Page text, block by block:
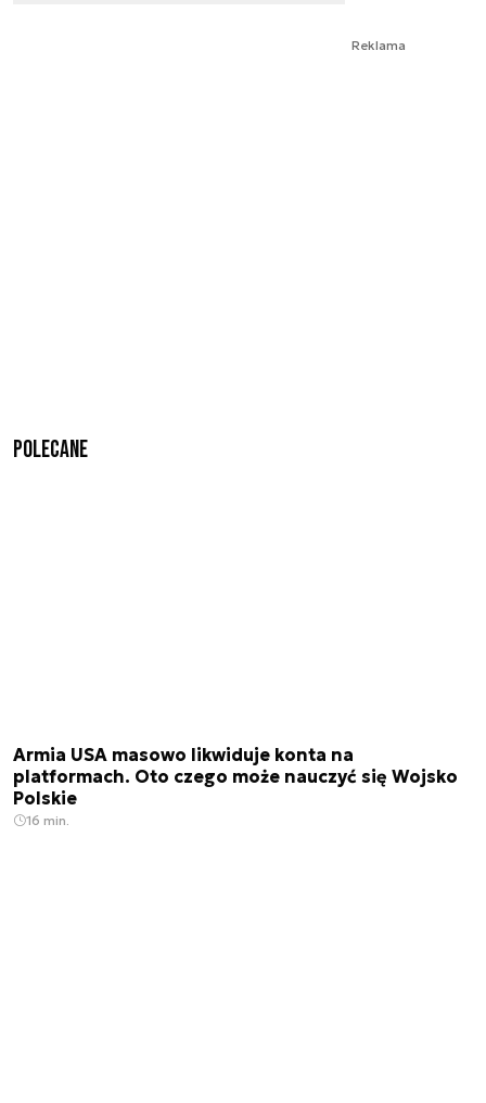
Reklama
Polecane
Armia USA masowo likwiduje konta na
platformach. Oto czego może nauczyć się Wojsko
Polskie
16 min.